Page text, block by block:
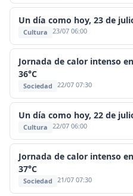
Un día como hoy, 23 de
Cultura 23/07 06:00
Jornada de calor intenso
36°C
Sociedad 22/07 07:30
Un día como hoy, 22 de
Cultura 22/07 06:00
Jornada de calor intenso
37°C
Sociedad 21/07 07:30